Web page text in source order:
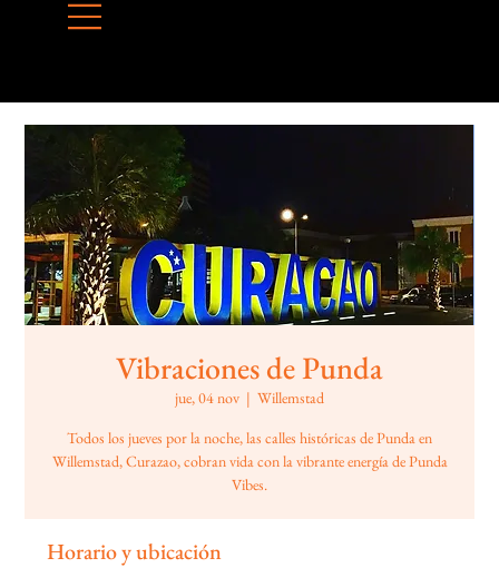
Vibraciones de Punda
jue, 04 nov
  |
Willemstad
Todos los jueves por la noche, las calles históricas de Punda en
Willemstad, Curazao, cobran vida con la vibrante energía de Punda
Vibes.
Horario y ubicación